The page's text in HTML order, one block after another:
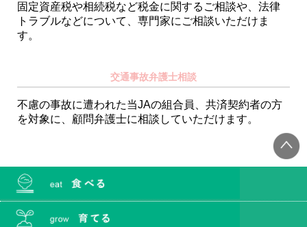
固定資産税や相続税など税金に関するご相談や、法律
トラブルなどについて、専門家にご相談いただけま
す。
交通事故弁護士相談
不慮の事故に遭われた当JAの組合員、共済契約者の方
を対象に、顧問弁護士に相談していただけます。